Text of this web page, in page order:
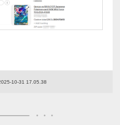
10-31 17.05.38